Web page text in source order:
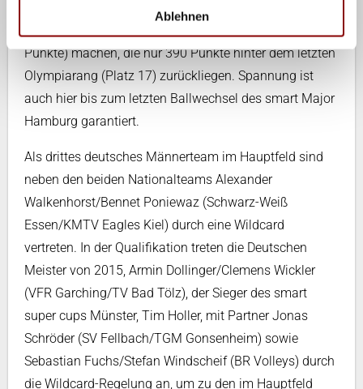
Ablehnen
können sich auch noch die auf Position 20
Punkte) machen, die nur 390 Punkte hinter dem letzten
Olympiarang (Platz 17) zurückliegen. Spannung ist
auch hier bis zum letzten Ballwechsel des smart Major
Hamburg garantiert.
Als drittes deutsches Männerteam im Hauptfeld sind
neben den beiden Nationalteams Alexander
Walkenhorst/Bennet Poniewaz (Schwarz-Weiß
Essen/KMTV Eagles Kiel) durch eine Wildcard
vertreten. In der Qualifikation treten die Deutschen
Meister von 2015, Armin Dollinger/Clemens Wickler
(VFR Garching/TV Bad Tölz), der Sieger des smart
super cups Münster, Tim Holler, mit Partner Jonas
Schröder (SV Fellbach/TGM Gonsenheim) sowie
Sebastian Fuchs/Stefan Windscheif (BR Volleys) durch
die Wildcard-Regelung an, um zu den im Hauptfeld